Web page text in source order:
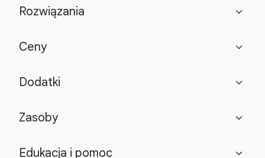
Rozwiązania expand_more
Ceny expand_more
Dodatki expand_more
Zasoby expand_more
Edukacja i pomoc expand_more